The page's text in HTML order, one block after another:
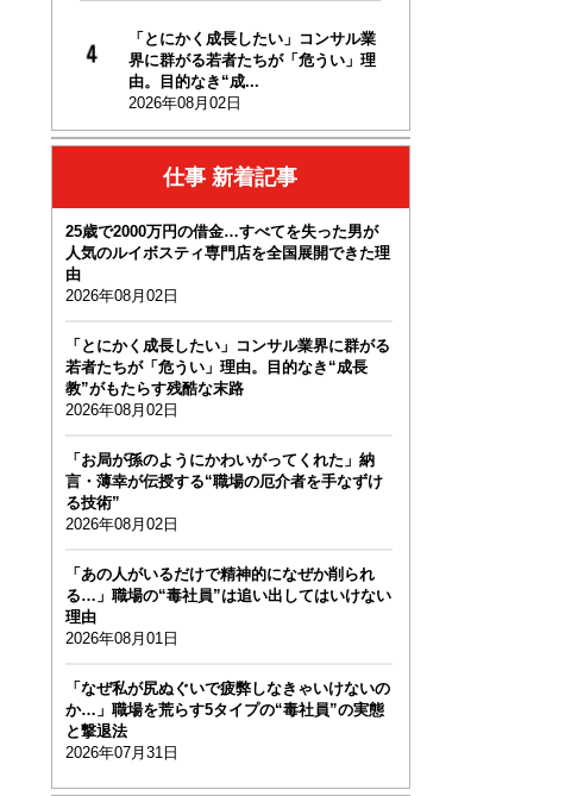
「とにかく成長したい」コンサル業
界に群がる若者たちが「危うい」理
由。目的なき“成...
2026年08月02日
仕事 新着記事
25歳で2000万円の借金…すべてを失った男が
人気のルイボスティ専門店を全国展開できた理
由
2026年08月02日
「とにかく成長したい」コンサル業界に群がる
若者たちが「危うい」理由。目的なき“成長
教”がもたらす残酷な末路
2026年08月02日
「お局が孫のようにかわいがってくれた」納
言・薄幸が伝授する“職場の厄介者を手なずけ
る技術”
2026年08月02日
「あの人がいるだけで精神的になぜか削られ
る…」職場の“毒社員”は追い出してはいけない
理由
2026年08月01日
「なぜ私が尻ぬぐいで疲弊しなきゃいけないの
か…」職場を荒らす5タイプの“毒社員”の実態
と撃退法
2026年07月31日